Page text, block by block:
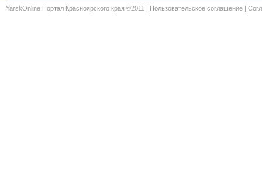
YarskOnline Портал Красноярского края ©2011 | Пользовательское соглашение |